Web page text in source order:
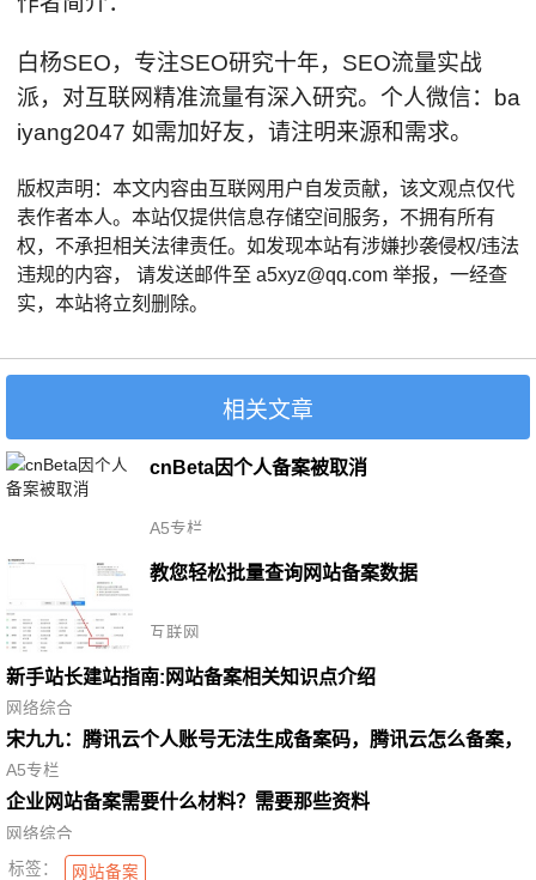
白杨SEO，专注SEO研究十年，SEO流量实战
派，对互联网精准流量有深入研究。个人微信：ba
iyang2047 如需加好友，请注明来源和需求。
版权声明：本文内容由互联网用户自发贡献，该文观点仅代
表作者本人。本站仅提供信息存储空间服务，不拥有所有
权，不承担相关法律责任。如发现本站有涉嫌抄袭侵权/违法
违规的内容， 请发送邮件至 a5xyz@qq.com 举报，一经查
实，本站将立刻删除。
相关文章
cnBeta因个人备案被取消
A5专栏
教您轻松批量查询网站备案数据
互联网
新手站长建站指南:网站备案相关知识点介绍
网络综合
宋九九：腾讯云个人账号无法生成备案码，腾讯云怎么备案，
个人网站还能备案吗
A5专栏
企业网站备案需要什么材料？需要那些资料
网络综合
标签：
网站备案